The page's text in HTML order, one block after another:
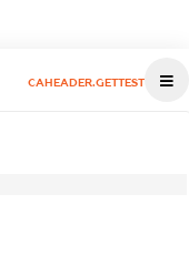
CAHEADER.GETTEST